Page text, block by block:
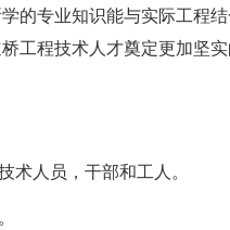
的专业知识能与实际工程
工程技术人才奠定更加坚
术人员，干部和工人。